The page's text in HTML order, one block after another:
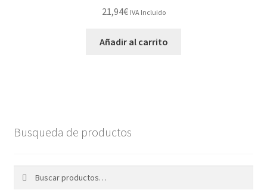
21,94€ IVA Incluido
Añadir al carrito
Busqueda de productos